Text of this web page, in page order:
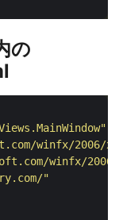
の
winfx/2006/
winfx/
"